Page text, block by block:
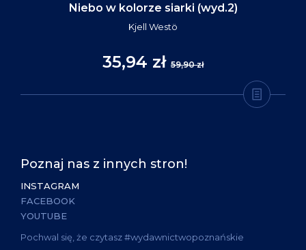
Niebo w kolorze siarki (wyd.2)
Kjell Westö
35,94 zł 59,90 zł
Poznaj nas z innych stron!
INSTAGRAM
FACEBOOK
YOUTUBE
Pochwal się, że czytasz #wydawnictwopoznańskie